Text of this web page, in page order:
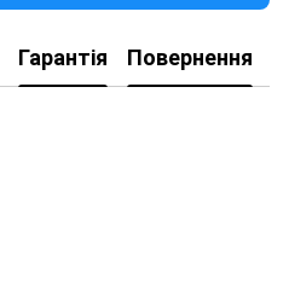
Гарантія Повернення